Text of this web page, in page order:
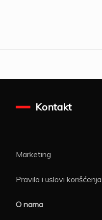
Kontakt
Marketing
Pravila i uslovi korišćenja
O nama